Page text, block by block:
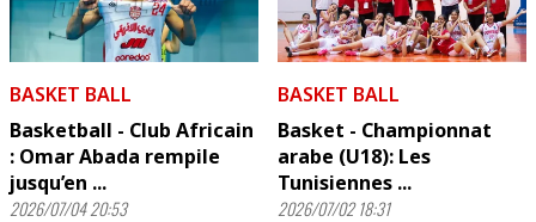
BASKET BALL
Basketball - Club Africain
: Omar Abada rempile
jusqu’en ...
2026/07/04 20:53
BASKET BALL
Basket - Championnat
arabe (U18): Les
Tunisiennes ...
2026/07/02 18:31